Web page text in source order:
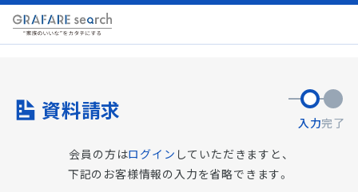
資料請求 入力完了
会員の方はログイン していただきますと、
下記のお客様情報の入力を省略できます。